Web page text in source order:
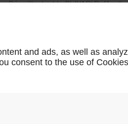
Béquille double OLIVARI
and ads, as well as
consent to the use of